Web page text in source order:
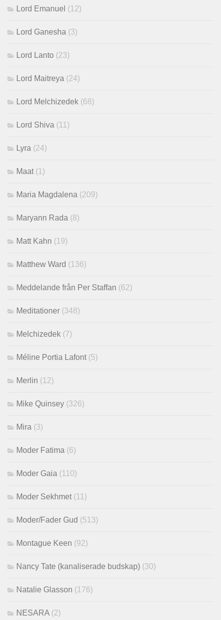
Lord Emanuel (12)
Lord Ganesha (3)
Lord Lanto (23)
Lord Maitreya (24)
Lord Melchizedek (68)
Lord Shiva (11)
Lyra (24)
Maat (1)
Maria Magdalena (209)
Maryann Rada (8)
Matt Kahn (19)
Matthew Ward (136)
Meddelande från Per Staffan (62)
Meditationer (348)
Melchizedek (7)
Méline Portia Lafont (5)
Merlin (12)
Mike Quinsey (326)
Mira (3)
Moder Fatima (6)
Moder Gaia (110)
Moder Sekhmet (11)
Moder/Fader Gud (513)
Montague Keen (92)
Nancy Tate (kanaliserade budskap) (30)
Natalie Glasson (176)
NESARA (2)